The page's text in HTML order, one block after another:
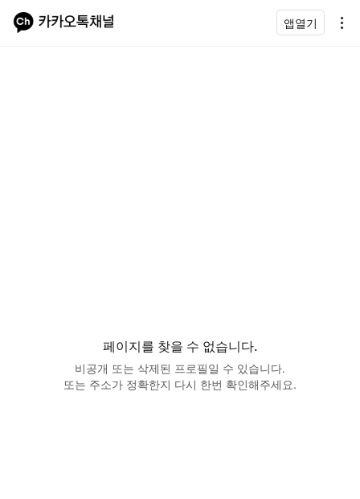
앱열기
페이지를 찾을 수 없습니다.
비공개 또는 삭제된 프로필일 수 있습니다.
또는 주소가 정확한지 다시 한번 확인해주세요.